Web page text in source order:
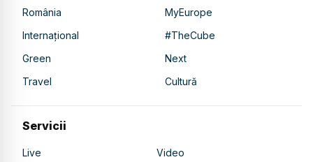
România
MyEurope
Internațional
#TheCube
Green
Next
Travel
Cultură
Servicii
Live
Video